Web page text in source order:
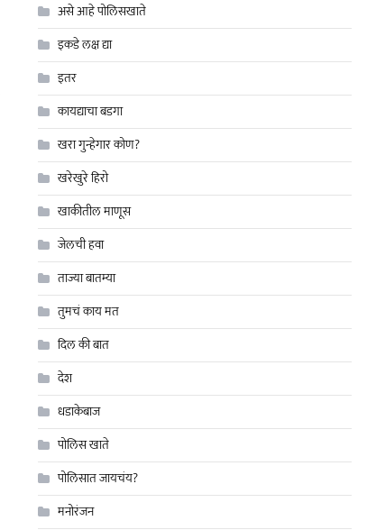
असे आहे पोलिसखाते
इकडे लक्ष द्या
इतर
कायद्याचा बडगा
खरा गुन्हेगार कोण?
खरेखुरे हिरो
खाकीतील माणूस
जेलची हवा
ताज्या बातम्या
तुमचं काय मत
दिल की बात
देश
धडाकेबाज
पोलिस खाते
पोलिसात जायचंय?
मनोरंजन